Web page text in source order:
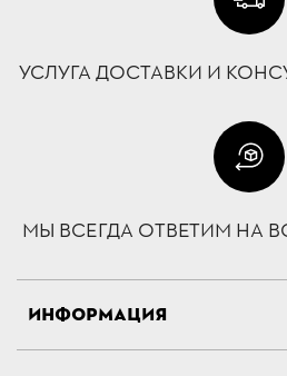
УСЛУГА ДОСТАВКИ И
МЫ ВСЕГДА ОТВЕТИМ НА
ИНФОРМАЦИЯ